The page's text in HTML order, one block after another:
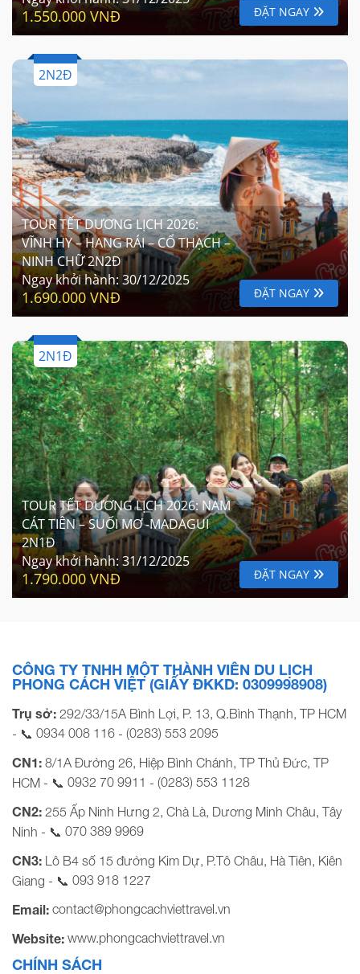
1.550.000 VNĐ ĐẶT NGAY
2N2Đ
TOUR TẾT DƯƠNG LỊCH 2026:
VĨNH HY – HANG RÁI – CỔ THẠCH –
NINH CHỮ 2N2Đ
Ngay khởi hành: 30/12/2025
1.690.000 VNĐ ĐẶT NGAY
2N1Đ
TOUR TẾT DƯƠNG LỊCH 2026: NAM
CÁT TIÊN – SUỐI MƠ -MADAGUI
2N1Đ
Ngay khởi hành: 31/12/2025
1.790.000 VNĐ ĐẶT NGAY
CÔNG TY TNHH MỘT THÀNH VIÊN DU LỊCH
PHONG CÁCH VIỆT (GIẤY ĐKKD: 0309998908)
Trụ sở: 292/33/15A Bình Lợi, P. 13, Q.Bình Thạnh, TP HCM
- 📞 0934 008 116 - (0283) 553 2095
CN1: 8/1A Đường 26, Hiệp Bình Chánh, TP Thủ Đức, TP
HCM - 📞 0932 70 9911 - (0283) 553 1128
CN2: 255 Ấp Ninh Hưng 2, Chà Là, Dương Minh Châu, Tây
Ninh - 📞 070 389 9969
CN3: Lô B4 số 15 đường Kim Dự, P.Tô Châu, Hà Tiên, Kiên
Giang - 📞 093 918 1227
Email: contact@phongcachviettravel.vn
Website: www.phongcachviettravel.vn
CHÍNH SÁCH